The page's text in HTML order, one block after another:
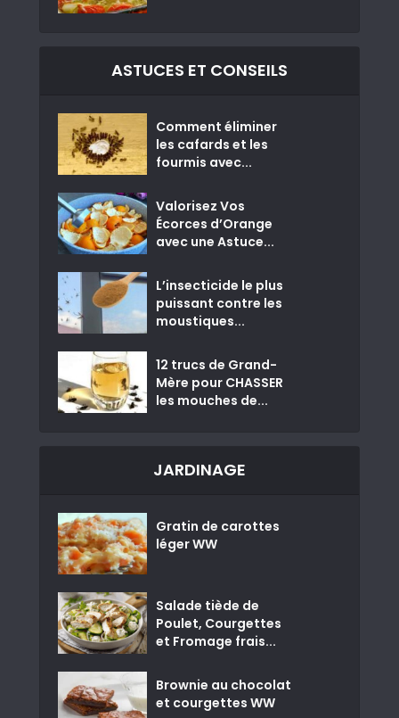
ASTUCES ET CONSEILS
Comment éliminer
les cafards et les
fourmis avec...
Valorisez Vos
Écorces d’Orange
avec une Astuce...
L’insecticide le plus
puissant contre les
moustiques...
12 trucs de Grand-
Mère pour CHASSER
les mouches de...
JARDINAGE
Gratin de carottes
léger WW
Salade tiède de
Poulet, Courgettes
et Fromage frais...
Brownie au chocolat
et courgettes WW